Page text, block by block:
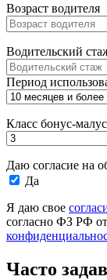
Возраст водителя
Водительский
Период
Класс бонус-
Даю согласие на
Да
Я даю свое
согласно ФЗ РФ
Часто